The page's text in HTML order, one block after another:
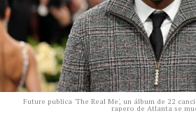
Future publica 'The Real Me', un álbum de 22
rapero de Atlanta se